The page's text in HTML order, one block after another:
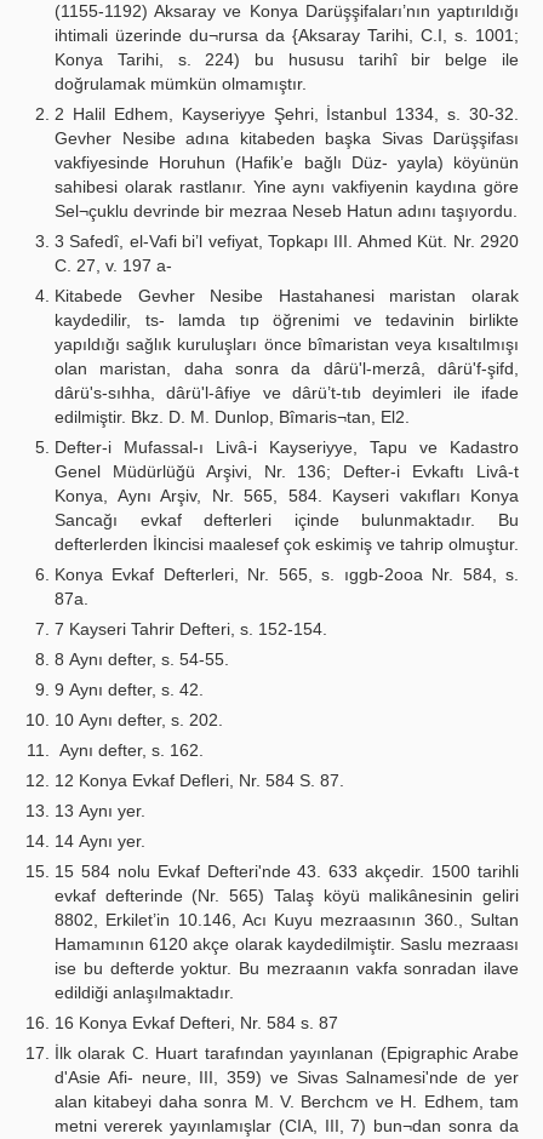
(1155-1192) Aksaray ve Konya Darüşşifaları’nın yaptırıldığı
ihtimali üzerinde du¬rursa da {Aksaray Tarihi, C.I, s. 1001;
Konya Tarihi, s. 224) bu hususu tarihî bir belge ile
doğrulamak mümkün olmamıştır.
2 Halil Edhem, Kayseriyye Şehri, İstanbul 1334, s. 30-32.
Gevher Nesibe adına kitabeden başka Sivas Darüşşifası
vakfiyesinde Horuhun (Hafik’e bağlı Düz- yayla) köyünün
sahibesi olarak rastlanır. Yine aynı vakfiyenin kaydına göre
Sel¬çuklu devrinde bir mezraa Neseb Hatun adını taşıyordu.
3 Safedî, el-Vafi bi’l vefiyat, Topkapı III. Ahmed Küt. Nr. 2920
C. 27, v. 197 a-
Kitabede Gevher Nesibe Hastahanesi maristan olarak
kaydedilir, ts- lamda tıp öğrenimi ve tedavinin birlikte
yapıldığı sağlık kuruluşları önce bîmaristan veya kısaltılmışı
olan maristan, daha sonra da dârü'l-merzâ, dârü'f-şifd,
dârü's-sıhha, dârü'l-âfiye ve dârü’t-tıb deyimleri ile ifade
edilmiştir. Bkz. D. M. Dunlop, Bîmaris¬tan, El2.
Defter-i Mufassal-ı Livâ-i Kayseriyye, Tapu ve Kadastro
Genel Müdürlüğü Arşivi, Nr. 136; Defter-i Evkaftı Livâ-t
Konya, Aynı Arşiv, Nr. 565, 584. Kayseri vakıfları Konya
Sancağı evkaf defterleri içinde bulunmaktadır. Bu
defterlerden İkincisi maalesef çok eskimiş ve tahrip olmuştur.
Konya Evkaf Defterleri, Nr. 565, s. ıggb-2ooa Nr. 584, s.
87a.
7 Kayseri Tahrir Defteri, s. 152-154.
8 Aynı defter, s. 54-55.
9 Aynı defter, s. 42.
10 Aynı defter, s. 202.
Aynı defter, s. 162.
12 Konya Evkaf Defleri, Nr. 584 S. 87.
13 Aynı yer.
14 Aynı yer.
15 584 nolu Evkaf Defteri'nde 43. 633 akçedir. 1500 tarihli
evkaf defterinde (Nr. 565) Talaş köyü malikânesinin geliri
8802, Erkilet’in 10.146, Acı Kuyu mezraasının 360., Sultan
Hamamının 6120 akçe olarak kaydedilmiştir. Saslu mezraası
ise bu defterde yoktur. Bu mezraanın vakfa sonradan ilave
edildiği anlaşılmaktadır.
16 Konya Evkaf Defteri, Nr. 584 s. 87
İlk olarak C. Huart tarafından yayınlanan (Epigraphic Arabe
d'Asie Afi- neure, III, 359) ve Sivas Salnamesi'nde de yer
alan kitabeyi daha sonra M. V. Berchcm ve H. Edhem, tam
metni vererek yayınlamışlar (CIA, III, 7) bun¬dan sonra da